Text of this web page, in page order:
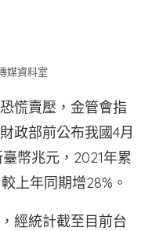
媒資料室
慌賣壓，金管會指
政部前公布我國4月
幣兆元，2021年累
上年同期增28%。
經統計截至目前台